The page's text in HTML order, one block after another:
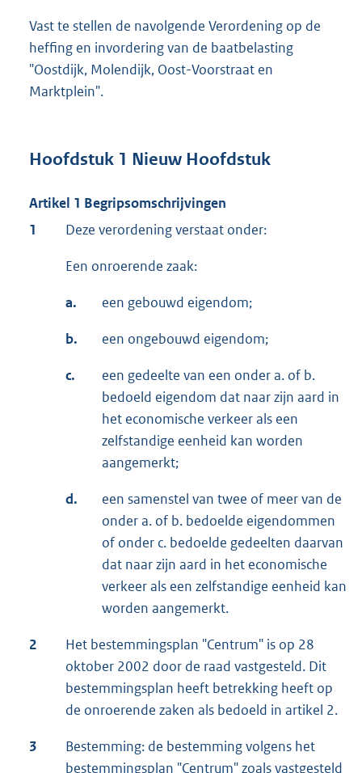
Vast te stellen de navolgende Verordening op de
heffing en invordering van de baatbelasting
"Oostdijk, Molendijk, Oost-Voorstraat en
Marktplein".
Hoofdstuk 1 Nieuw Hoofdstuk
Artikel 1 Begripsomschrijvingen
1
Deze verordening verstaat onder:
Een onroerende zaak:
a. een gebouwd eigendom;
b. een ongebouwd eigendom;
c.
een gedeelte van een onder a. of b.
bedoeld eigendom dat naar zijn aard in
het economische verkeer als een
zelfstandige eenheid kan worden
aangemerkt;
d.
een samenstel van twee of meer van de
onder a. of b. bedoelde eigendommen
of onder c. bedoelde gedeelten daarvan
dat naar zijn aard in het economische
verkeer als een zelfstandige eenheid kan
worden aangemerkt.
2
Het bestemmingsplan "Centrum" is op 28
oktober 2002 door de raad vastgesteld. Dit
bestemmingsplan heeft betrekking heeft op
de onroerende zaken als bedoeld in artikel 2.
3
Bestemming: de bestemming volgens het
bestemmingsplan "Centrum" zoals vastgesteld